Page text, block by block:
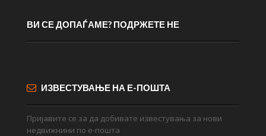
ВИ СЕ ДОПАЃАМЕ? ПОДРЖЕТЕ НЕ
ИЗВЕСТУВАЊЕ НА Е-ПОШТА
Пријавите се за да добивате известувања за нови
недвижнини по е-пошта